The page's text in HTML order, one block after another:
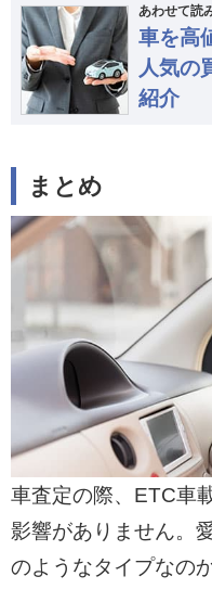
あわせて読
車を高
人気の
紹介
まとめ
車査定の際、ETC車
影響がありません。
のようなタイプなの